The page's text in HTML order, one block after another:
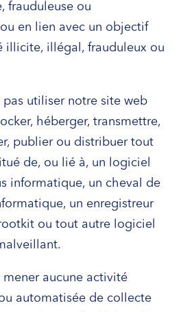
frauduleuse ou
en lien avec un objectif
illicite, illégal, frauduleux ou
pas utiliser notre site web
héberger, transmettre,
publier ou distribuer tout
de, ou lié à, un logiciel
informatique, un cheval de
un enregistreur
ou tout autre logiciel
mener aucune activité
automatisée de collecte